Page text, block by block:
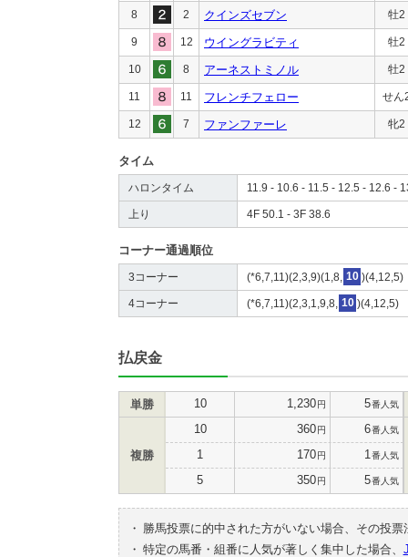
8 2 クインズセブン 牡2
9 12 ウイングラビティ 牡2
10 8 アーネストミノル 牡2
11 11 フレンチフェロー せん
12 7 ファンファーレ 牝2
タイム
ハロンタイム 11.9 - 10.6 - 11.5 - 12.5 - 12.6 -
上り 4F 50.1 - 3F 38.6
コーナー通過順位
3コーナー (*6,7,11)(2,3,9)(1,8, 10 )(4,12,5)
4コーナー (*6,7,11)(2,3,1,9,8, 10 )(4,12,5)
払戻金
単勝 10 1,230円 5番人気
複勝
10 360円 6番人気
1 170円 1 番人気
5 350円 5番人気
・
勝馬投票に的中された方がいない場合、その投
・ 特定の馬番・組番に人気が著しく集中した場合、